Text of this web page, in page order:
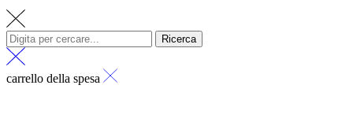
Ricerca
carrello della spesa